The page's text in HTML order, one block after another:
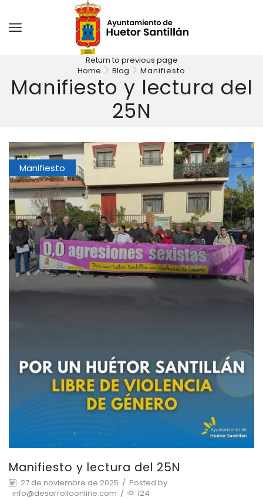
Return to previous page
Home
Blog Manifiesto
Manifiesto y lectura del
25N
Manifiesto
Manifiesto y lectura del 25N
27 de noviembre de 2025 / Posted by
info@desarrolloonline.com / 124